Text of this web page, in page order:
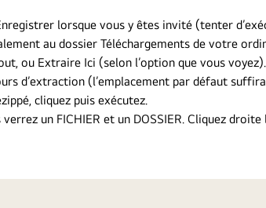
lorsque vous y êtes invité (tenter
au dossier Téléchargements de votre
ou Extraire Ici (selon l’option que vous voyez).
d’extraction (l’emplacement par défaut
cliquez puis exécutez.
un FICHIER et un DOSSIER. Cliquez